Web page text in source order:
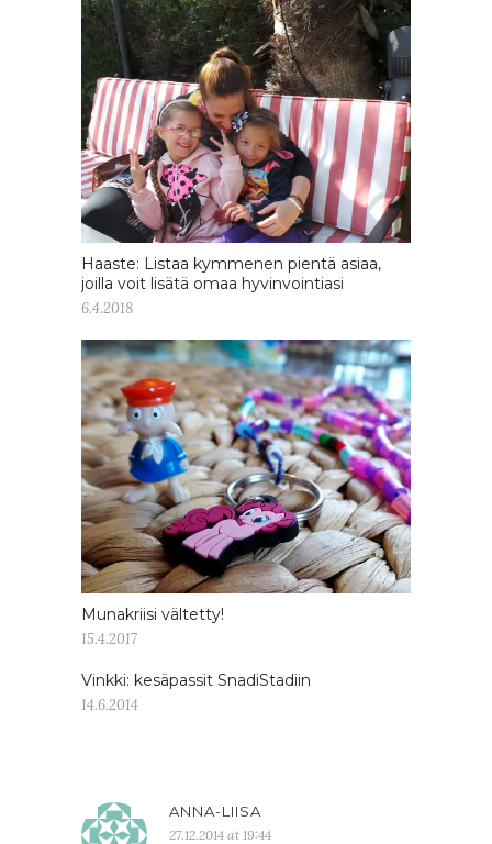
Haaste: Listaa kymmenen pientä asiaa,
joilla voit lisätä omaa hyvinvointiasi
6.4.2018
Munakriisi vältetty!
15.4.2017
Vinkki: kesäpassit SnadiStadiin
14.6.2014
ANNA-LIISA
27.12.2014 at 19:44